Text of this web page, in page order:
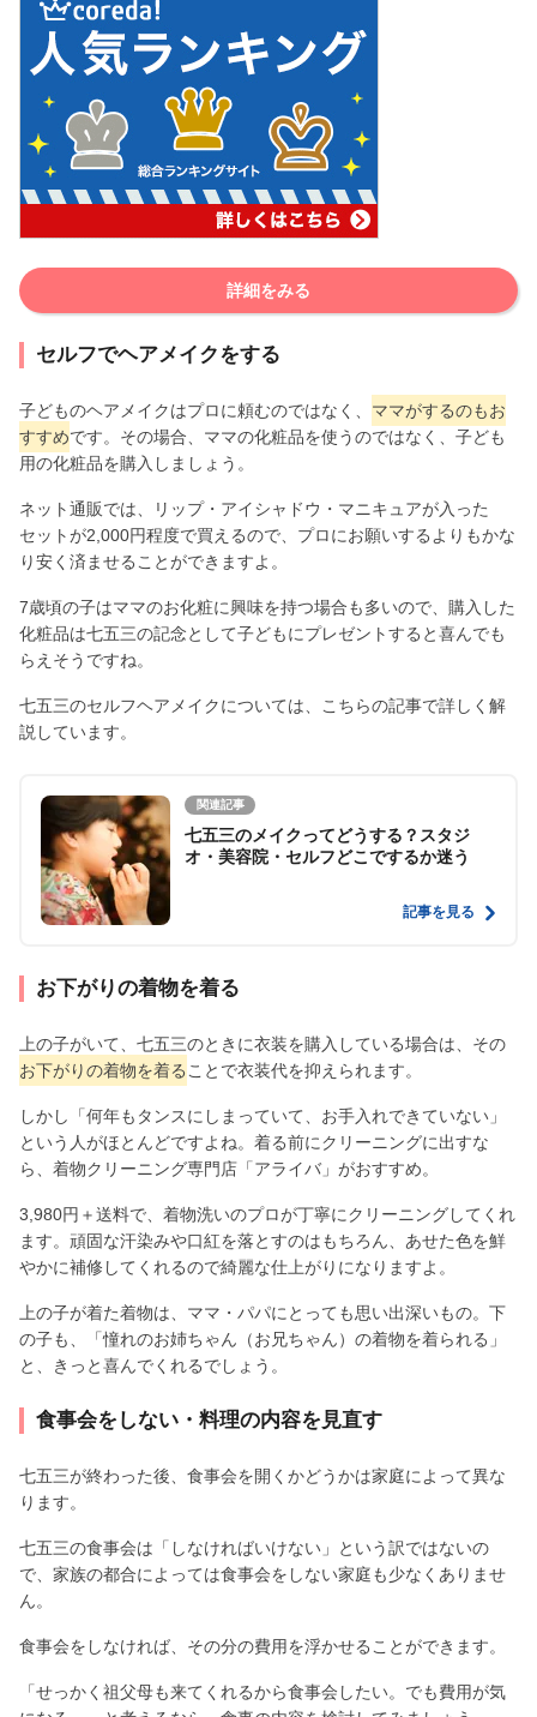
詳細をみる
セルフでヘアメイクをする
子どものヘアメイクはプロに頼むのではなく、 ママがするのもお
すすめです。その場合、ママの化粧品を使うのではなく、子ども
用の化粧品を購入しましょう。
ネット通販では、リップ・アイシャドウ・マニキュアが入った
セットが2,000円程度で買えるので、プロにお願いするよりもかな
り安く済ませることができますよ。
7歳頃の子はママのお化粧に興味を持つ場合も多いので、購入した
化粧品は七五三の記念として子どもにプレゼントすると喜んでも
らえそうですね。
七五三のセルフヘアメイクについては、こちらの記事で詳しく解
説しています。
関連記事
七五三のメイクってどうする？スタジ
オ・美容院・セルフどこでするか迷う
記事を見る
お下がりの着物を着る
上の子がいて、七五三のときに衣装を購入している場合は、その
お下がりの着物を着る ことで衣装代を抑えられます。
しかし「何年もタンスにしまっていて、お手入れできていない」
という人がほとんどですよね。着る前にクリーニングに出すな
ら、着物クリーニング専門店「アライバ」がおすすめ。
3,980円＋送料で、着物洗いのプロが丁寧にクリーニングしてくれ
ます。頑固な汗染みや口紅を落とすのはもちろん、あせた色を鮮
やかに補修してくれるので綺麗な仕上がりになりますよ。
上の子が着た着物は、ママ・パパにとっても思い出深いもの。下
の子も、「憧れのお姉ちゃん（お兄ちゃん）の着物を着られる」
と、きっと喜んでくれるでしょう。
食事会をしない・料理の内容を見直す
七五三が終わった後、食事会を開くかどうかは家庭によって異な
ります。
七五三の食事会は「しなければいけない」という訳ではないの
で、家族の都合によっては食事会をしない家庭も少なくありませ
ん。
食事会をしなければ、その分の費用を浮かせることができます。
「せっかく祖父母も来てくれるから食事会したい。でも費用が気